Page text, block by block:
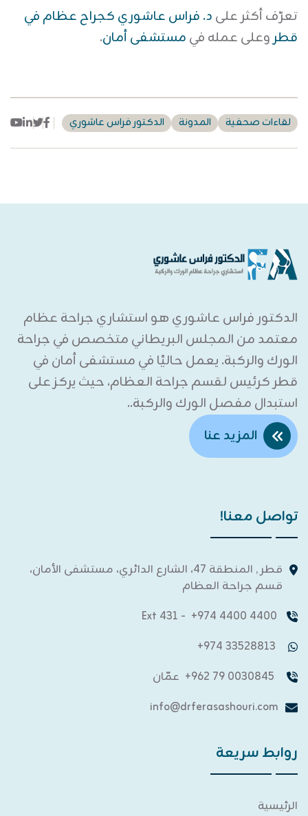
تعرّف أكثر على د. فراس عاشوري كجراح عظام في
قطر وعلى عمله في مستشفى أمان.
لقاءات صحفية المدونة الدكتور فراس عاشوري
الدكتور فراس عاشوري هو استشاري جراحة عظام
معتمد من المجلس البريطاني متخصص في جراحة
الورك والركبة. يعمل حاليًا في مستشفى أمان في
قطر كرئيس لقسم جراحة العظام، حيث يركز على
استبدال مفصل الورك والركبة..
المزيد عنا
تواصل معنا!
قطر , المنطقة 47، الشارع الدائري، مستشفى الأمان،
قسم جراحة العظام
4400 4400 974+
- Ext 431
عمّان
info@drferasashouri.com
روابط سريعة
الرئيسية